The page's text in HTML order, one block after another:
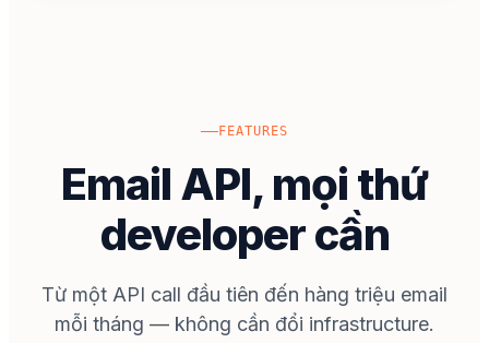
FEATURES
Email API, mọi thứ
developer cần
Từ một API call đầu tiên đến hàng triệu email
mỗi tháng — không cần đổi infrastructure.